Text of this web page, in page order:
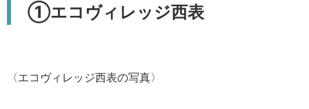
①エコヴィレッジ西表
〈エコヴィレッジ西表の写真〉